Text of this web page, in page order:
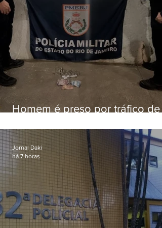
Homem é preso por tráfico de
Jornal Daki
há 7 horas